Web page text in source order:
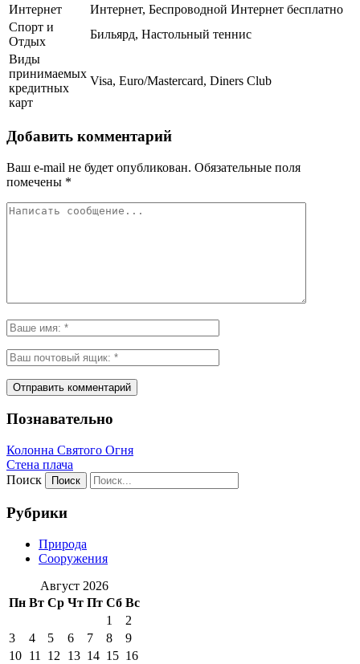
Интернет
Интернет, Беспроводной Интернет бесплатно
Спорт и
Отдых
Бильярд, Настольный теннис
Виды
принимаемых
кредитных
карт
Visa, Euro/Mastercard, Diners Club
Добавить комментарий
Ваш e-mail не будет опубликован. Обязательные поля
помечены *
Познавательно
Колонна Святого Огня
Стена плача
Поиск
Рубрики
Природа
Сооружения
Август 2026
Пн Вт Ср Чт Пт Сб Вс
1
2
3
4 5 6 7 8
9
10 11 12 13 14 15 16